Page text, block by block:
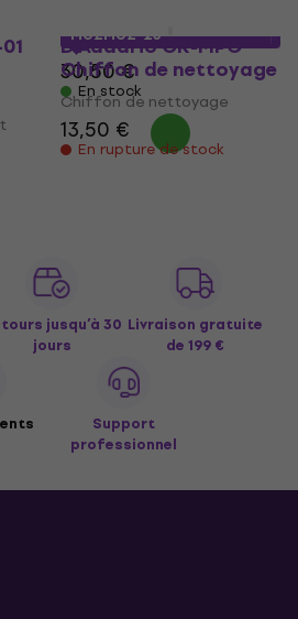
MUZMUZ-25
30,50 €
En stock
D'Addario OR-MPC
Chiffon de nettoyage
Chiffon de nettoyage
13,50 €
En rupture de stock
jusqu’à 30
jours
Livraison gratuite
de 199 €
Support
professionnel